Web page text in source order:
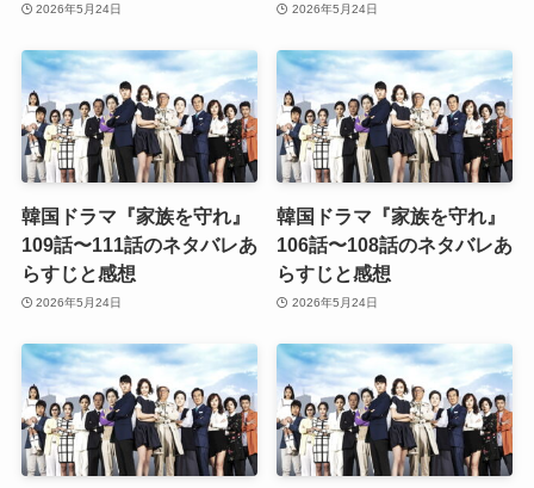
2026年5月24日 2026年5月24日
韓国ドラマ『家族を守れ』
109話〜111話のネタバレあ
らすじと感想
2026年5月24日
韓国ドラマ『家族を守れ』
106話〜108話のネタバレあ
らすじと感想
2026年5月24日